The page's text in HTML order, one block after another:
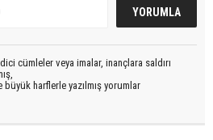
cümleler veya imalar, inançlara saldırı
harflerle yazılmış yorumlar